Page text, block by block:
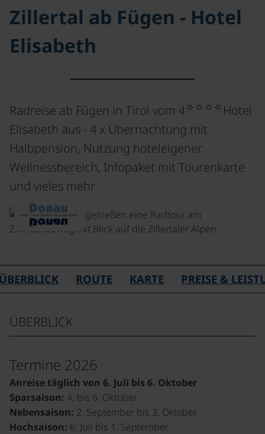
Zillertal ab Fügen - Hotel
Elisabeth
Radreise ab Fügen in Tirol vom 4☼☼☼☼ Hotel
Elisabeth aus - 4 x Übernachtung mit
Halbpension, Nutzung hoteleigener
Wellnessbereich, Infopaket mit Tourenkarte
und vieles mehr
ROUTE KARTE PREISE &
ÜBERBLICK
Termine 2026
Anreise täglich von 6. Juli bis 6. Oktober
Sparsaison: 4. bis 6. Oktober
Nebensaison: 2. September bis 3. Oktober
Hochsaison: 6. Juli bis 1. September